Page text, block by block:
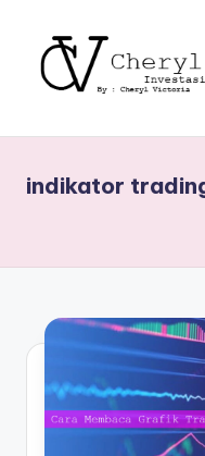
indikator